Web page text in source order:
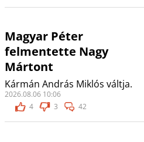
Magyar Péter
felmentette Nagy
Mártont
Kármán András Miklós váltja.
2026.08.06 10:06
4
3 42